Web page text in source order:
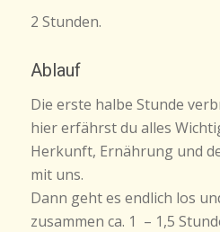
2 Stunden.
Ablauf
Die erste halbe Stunde
hier erfährst du alles
Herkunft, Ernährung und
mit uns.
Dann geht es endlich los
zusammen ca. 1 – 1,5